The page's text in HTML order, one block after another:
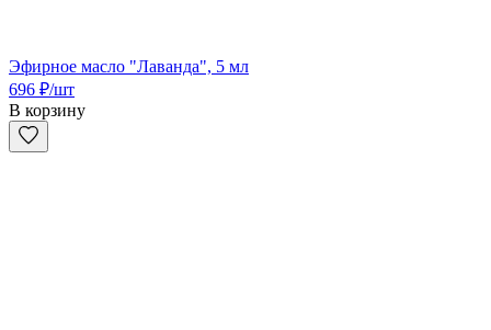
Эфирное масло "Лаванда", 5 мл
696 ₽/шт
В корзину